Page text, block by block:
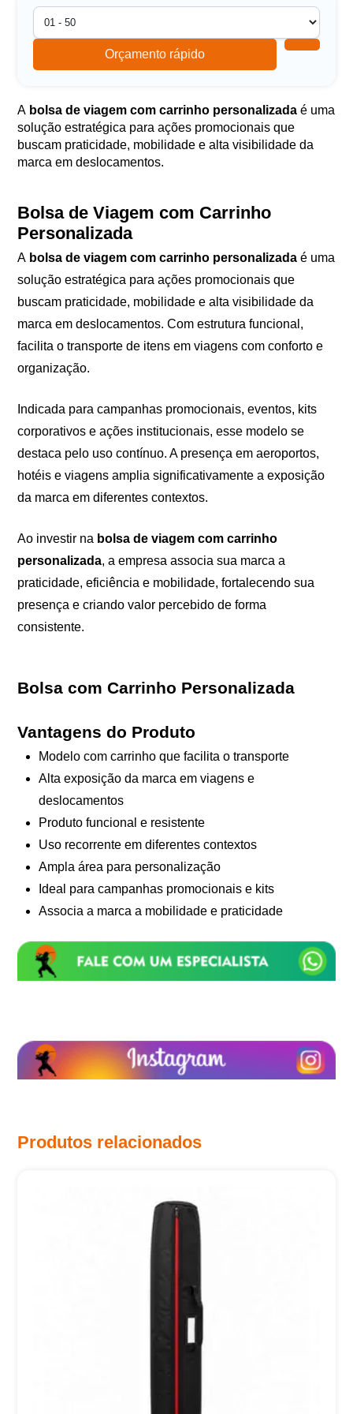
Orçamento rápido
A bolsa de viagem com carrinho personalizada é uma
solução estratégica para ações promocionais que
buscam praticidade, mobilidade e alta visibilidade da
marca em deslocamentos.
Bolsa de Viagem com Carrinho
Personalizada
A bolsa de viagem com carrinho personalizada é uma
solução estratégica para ações promocionais que
buscam praticidade, mobilidade e alta visibilidade da
marca em deslocamentos. Com estrutura funcional,
facilita o transporte de itens em viagens com conforto e
organização.
Indicada para campanhas promocionais, eventos, kits
corporativos e ações institucionais, esse modelo se
destaca pelo uso contínuo. A presença em aeroportos,
hotéis e viagens amplia significativamente a exposição
da marca em diferentes contextos.
Ao investir na bolsa de viagem com carrinho
personalizada, a empresa associa sua marca a
praticidade, eficiência e mobilidade, fortalecendo sua
presença e criando valor percebido de forma
consistente.
Bolsa com Carrinho Personalizada
Vantagens do Produto
Modelo com carrinho que facilita o transporte
Alta exposição da marca em viagens e
deslocamentos
Produto funcional e resistente
Uso recorrente em diferentes contextos
Ampla área para personalização
Ideal para campanhas promocionais e kits
Associa a marca a mobilidade e praticidade
Produtos relacionados